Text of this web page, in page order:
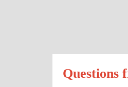
Questions